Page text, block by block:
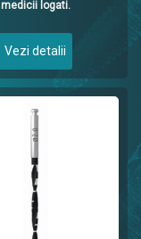
medicii logati.
Vezi detalii